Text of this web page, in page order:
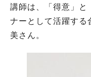
講師は、「得意」と
ナーとして活躍する
美さん。